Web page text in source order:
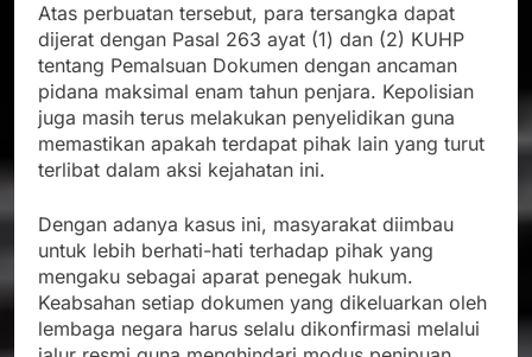
Atas perbuatan tersebut, para tersangka dapat
dijerat dengan Pasal 263 ayat (1) dan (2) KUHP
tentang Pemalsuan Dokumen dengan ancaman
pidana maksimal enam tahun penjara. Kepolisian
juga masih terus melakukan penyelidikan guna
memastikan apakah terdapat pihak lain yang turut
terlibat dalam aksi kejahatan ini.
Dengan adanya kasus ini, masyarakat diimbau
untuk lebih berhati-hati terhadap pihak yang
mengaku sebagai aparat penegak hukum.
Keabsahan setiap dokumen yang dikeluarkan oleh
lembaga negara harus selalu dikonfirmasi melalui